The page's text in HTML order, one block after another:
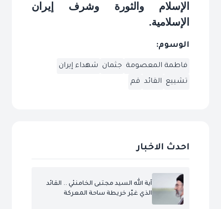
الإسلام والثورة وشرف إيران
الإسلامية.
الوسوم:
فاطمة المعصومة جثمان
شهداء إيران
تشييع
القائد قم
احدث الاخبار
آية الله السيد مجتبى الخامنئي .. القائد
الذي غيّر خريطة ساحة المعركة